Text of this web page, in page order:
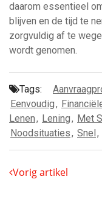
daarom essentieel
blijven en de tijd te
zorgvuldig af te
wordt genomen.
Tags:
Eenvoudig,
Lenen, Lening, Met
Noodsituaties, Snel ,
Vorig artikel